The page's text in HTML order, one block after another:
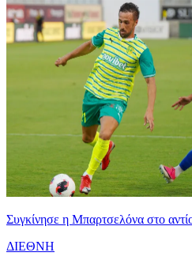
Συγκίνησε η Μπαρτσελόνα στο
ΔΙΕΘΝΗ